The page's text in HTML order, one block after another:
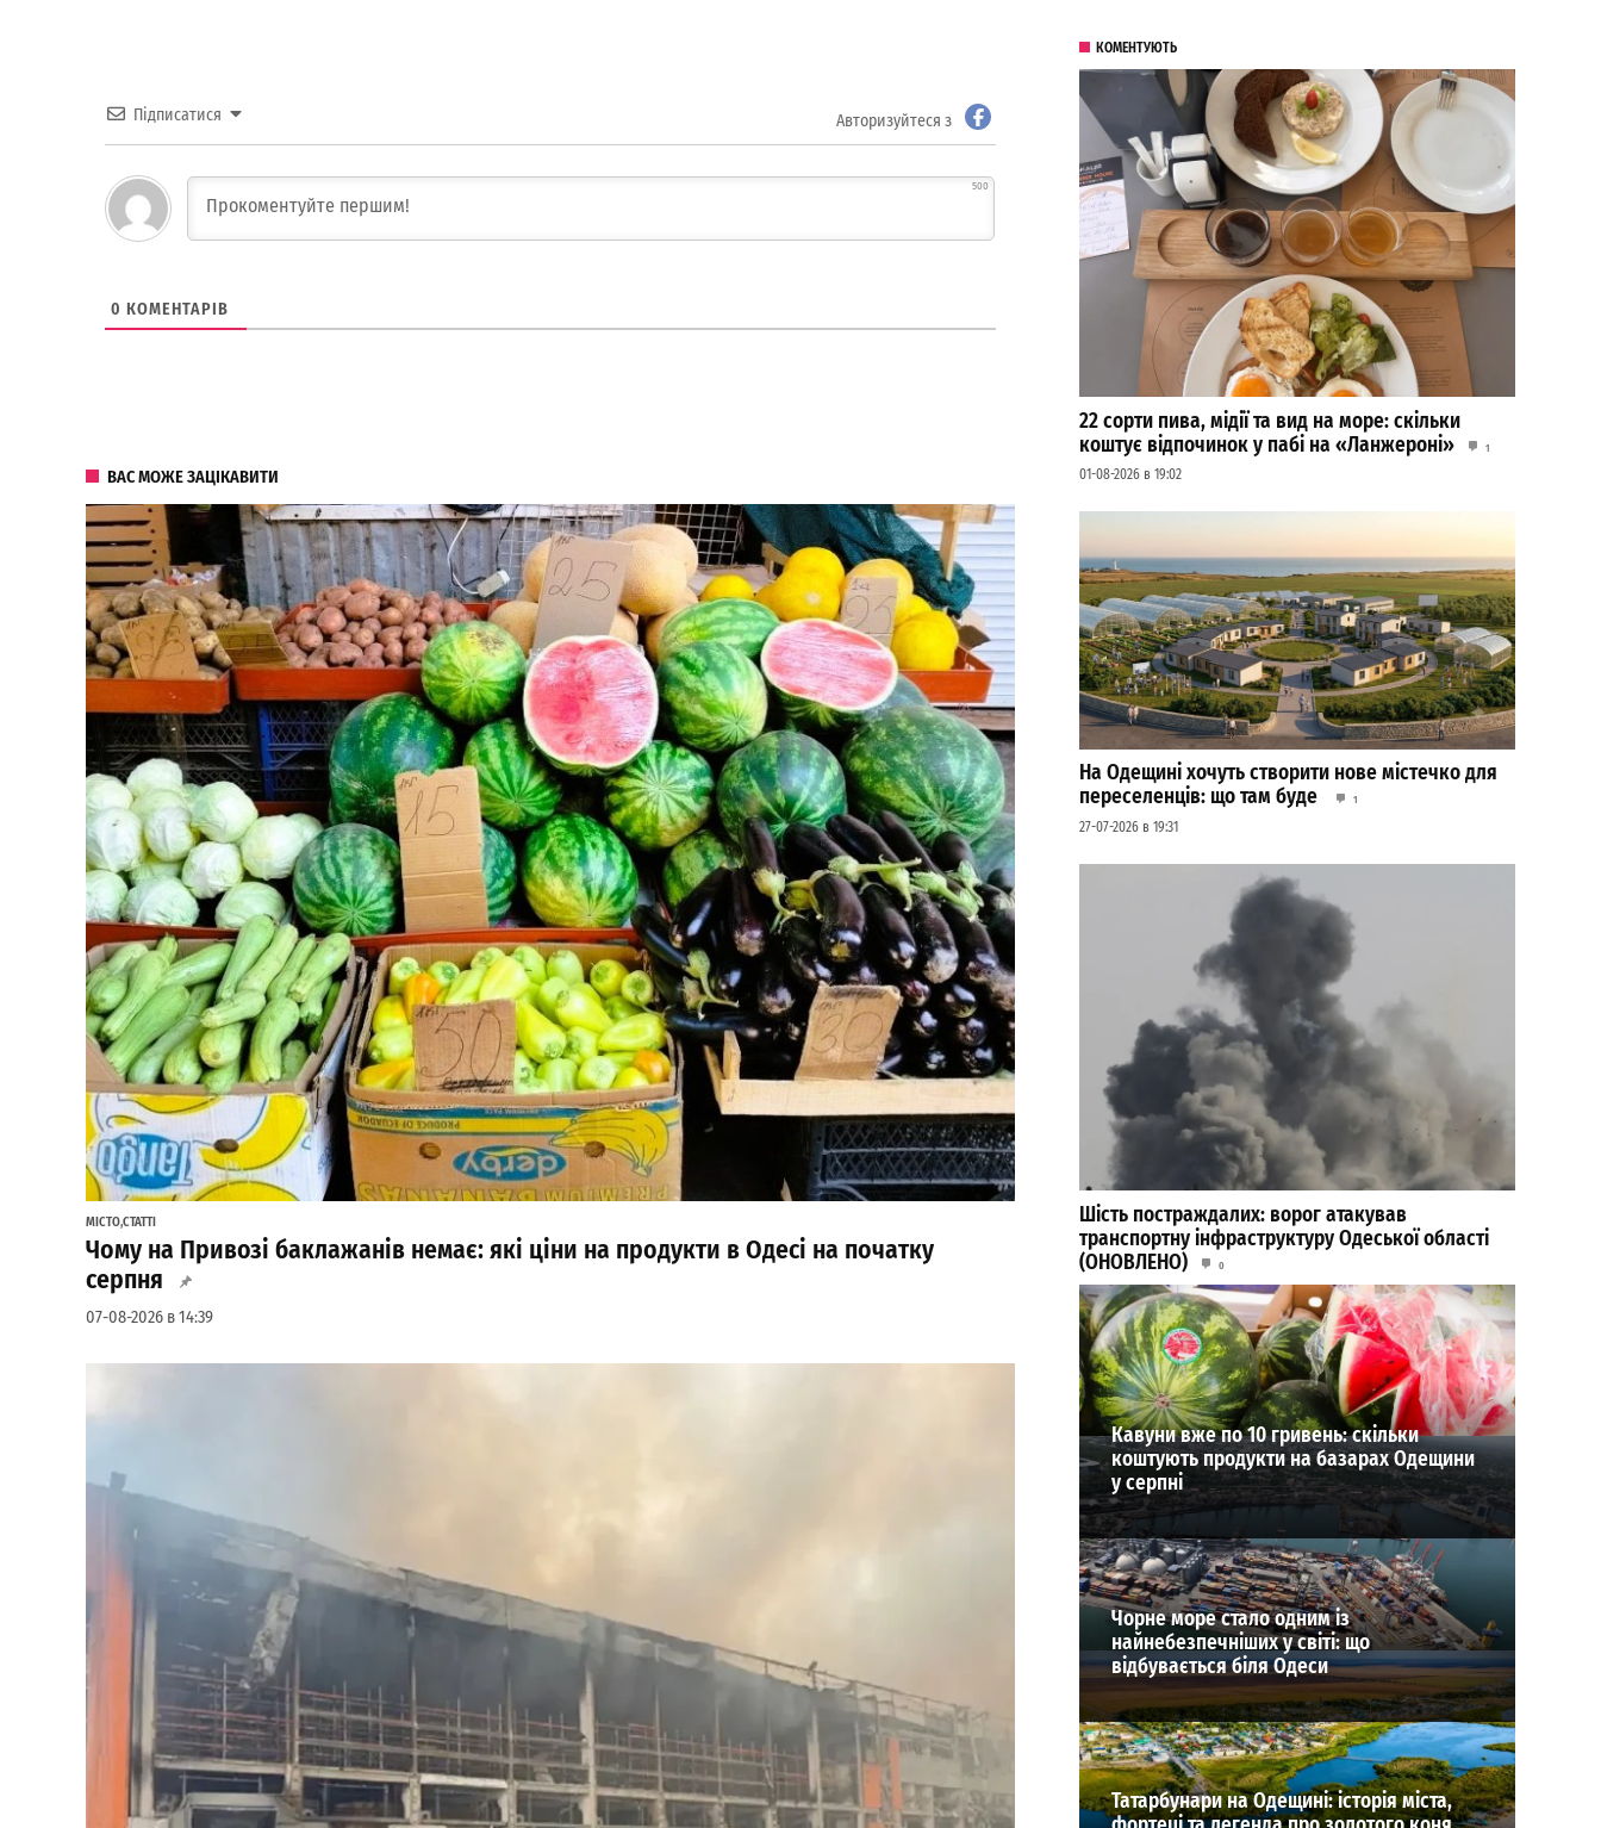
Підписатися Авторизуйтеся з
500
0 КОМЕНТАРІВ
ВАС МОЖЕ ЗАЦІКАВИТИ
МІСТО,СТАТТІ
Чому на Привозі баклажанів немає: які ціни на продукти в Одесі на початку
серпня
07-08-2026 в 14:39
КОМЕНТУЮТЬ
22 сорти пива, мідії та вид на море: скільки
коштує відпочинок у пабі на «Ланжероні»
1
01-08-2026 в 19:02
На Одещині хочуть створити нове містечко для
переселенців: що там буде
1
27-07-2026 в 19:31
Шість постраждалих: ворог атакував
транспортну інфраструктуру Одеської області
(ОНОВЛЕНО)
0
03-08-2026 в 12:55
ВИБІР РЕДАКЦІЇ
Кавуни вже по 10 гривень: скільки
коштують продукти на базарах Одещини
у серпні
Чорне море стало одним із
найнебезпечніших у світі: що
відбувається біля Одеси
Татарбунари на Одещині: історія міста,